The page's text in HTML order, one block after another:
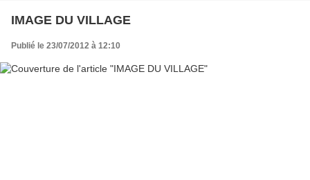
IMAGE DU VILLAGE
Publié le 23/07/2012 à 12:10